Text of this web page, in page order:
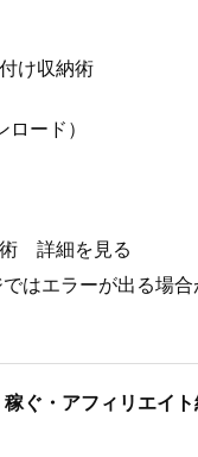
け収納術
ード）
術 詳細を見る
はエラーが出る場
ぐ・アフィリエイ